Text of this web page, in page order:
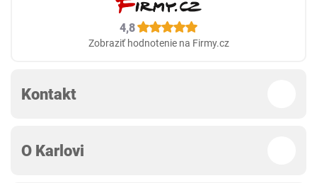
4,8
Zobraziť hodnotenie na Firmy.cz
Kontakt
O Karlovi